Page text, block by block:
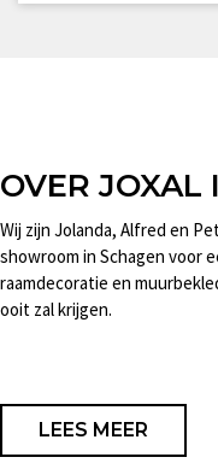
OVER JOXAL
Wij zijn Jolanda, Alfred en
showroom in Schagen voor
raamdecoratie en
ooit zal krijgen.
LEES MEER